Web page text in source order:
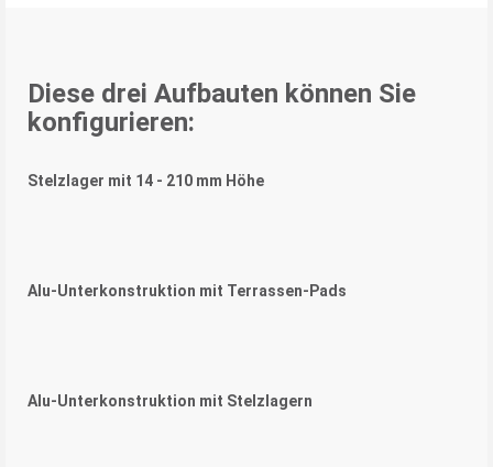
Diese drei Aufbauten können Sie
konfigurieren:
Stelzlager mit 14 - 210 mm Höhe
Alu-Unterkonstruktion mit Terrassen-Pads
Alu-Unterkonstruktion mit Stelzlagern